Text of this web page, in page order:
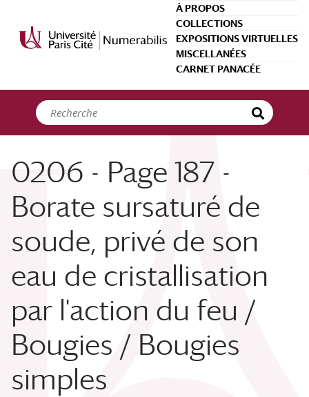
À PROPOS
COLLECTIONS
EXPOSITIONS VIRTUELLES
MISCELLANÉES
CARNET PANACÉE
0206 - Page 187 -
Borate sursaturé de
soude, privé de son
eau de cristallisation
par l'action du feu /
Bougies / Bougies
simples